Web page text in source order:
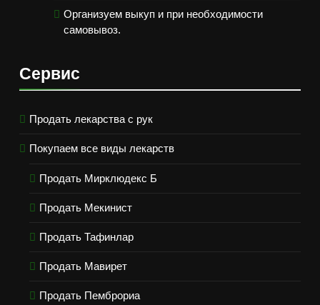
Организуем выкуп и при необходимости
самовывоз.
Сервис
Продать лекарства с рук
Покупаем все виды лекарств
Продать Мирклюдекс Б
Продать Мекинист
Продать Тафинлар
Продать Мавирет
Продать Пемброриа